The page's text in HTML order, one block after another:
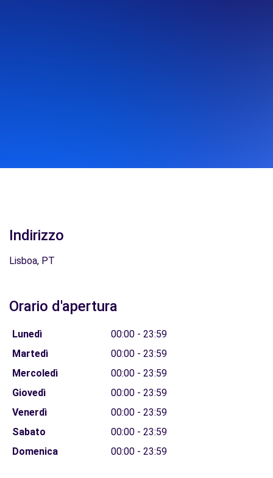
Indirizzo
Lisboa, PT
Orario d'apertura
Lunedì
00:00 - 23:59
Martedì
00:00 - 23:59
Mercoledì
00:00 - 23:59
Giovedì
00:00 - 23:59
Venerdì
00:00 - 23:59
Sabato
00:00 - 23:59
Domenica
00:00 - 23:59